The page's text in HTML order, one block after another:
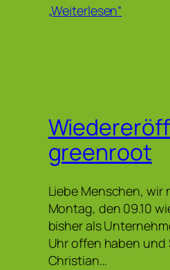
„Weiterlesen“
greenroot
Liebe Menschen,
Montag, den 09.10
bisher als
Uhr offen haben und
Christian…